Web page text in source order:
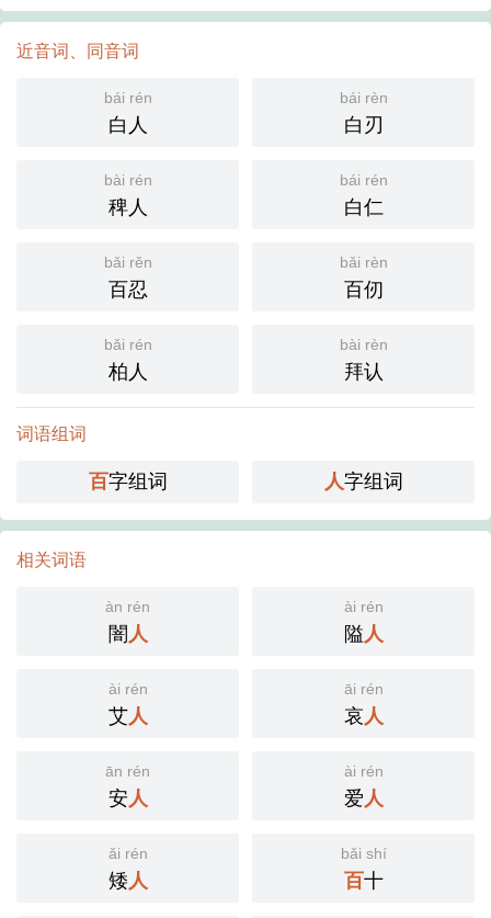
近音词、同音词
bái rén
白人
bái rèn
白刃
bài rén
稗人
bái rén
白仁
bǎi rěn
百忍
bǎi rèn
百仞
bǎi rén
柏人
bài rèn
拜认
词语组词
百字组词 人字组词
相关词语
àn rén
闇 人
ài rén
隘人
ài rén
艾人
āi rén
哀人
ān rén
安人
ài rén
爱人
ǎi rén
矮人
bǎi shí
百十